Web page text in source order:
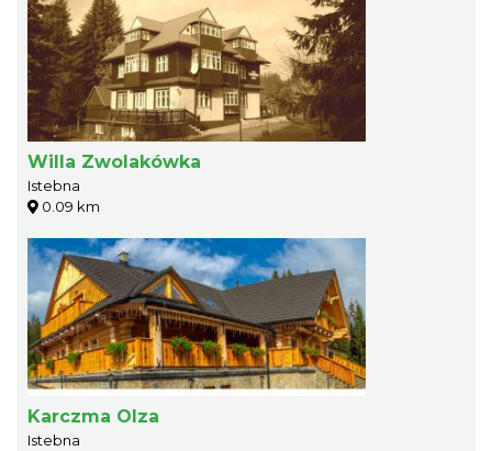
Willa Zwolakówka
Istebna
0.09 km
Karczma Olza
Istebna